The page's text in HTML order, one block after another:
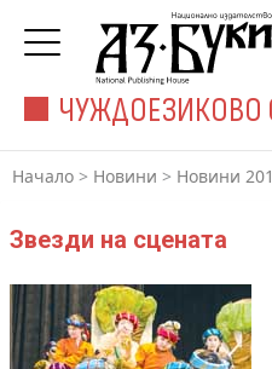
ЧУЖДОЕЗИКОВО
Начало > Новини > Новини
Звезди на сцената